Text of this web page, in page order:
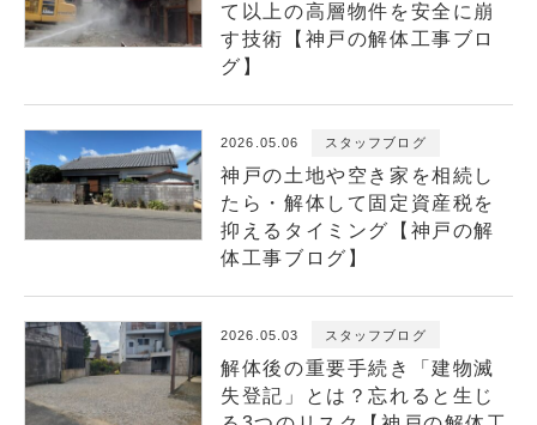
て以上の高層物件を安全に崩
す技術【神戸の解体工事ブロ
グ】
2026.05.06 スタッフブログ
神戸の土地や空き家を相続し
たら・解体して固定資産税を
抑えるタイミング【神戸の解
体工事ブログ】
2026.05.03 スタッフブログ
解体後の重要手続き「建物滅
失登記」とは？忘れると生じ